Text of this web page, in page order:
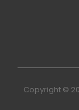
Copyright ©